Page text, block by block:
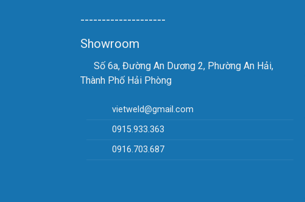
--------------------
Showroom
Số 6a, Đường An Dương 2, Phường An Hải,
Thành Phố Hải Phòng
vietweld@gmail.com
0915.933.363
0916.703.687